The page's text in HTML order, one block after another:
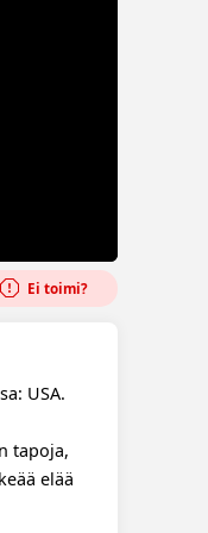
Ei toimi?
USA.
tapoja,
elää